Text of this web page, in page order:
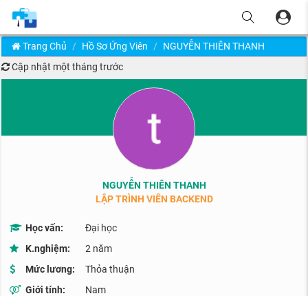
Trang Chủ Hồ Sơ Ứng Viên
NGUYỄN THIÊN THANH
Cập nhật một tháng trước
NGUYỄN THIÊN THANH
LẬP TRÌNH VIÊN BACKEND
Học vấn:
Đại học
K.nghiệm:
2 năm
Mức lương:
Thỏa thuận
Giới tính:
Nam